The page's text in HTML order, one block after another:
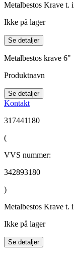
Metalbestos Krave t.
Ikke på lager
Se detaljer
Metalbestos krave 6"
Produktnavn
Se detaljer
Kontakt
317441180
(
VVS nummer:
342893180
)
Metalbestos Krave t.
Ikke på lager
Se detaljer